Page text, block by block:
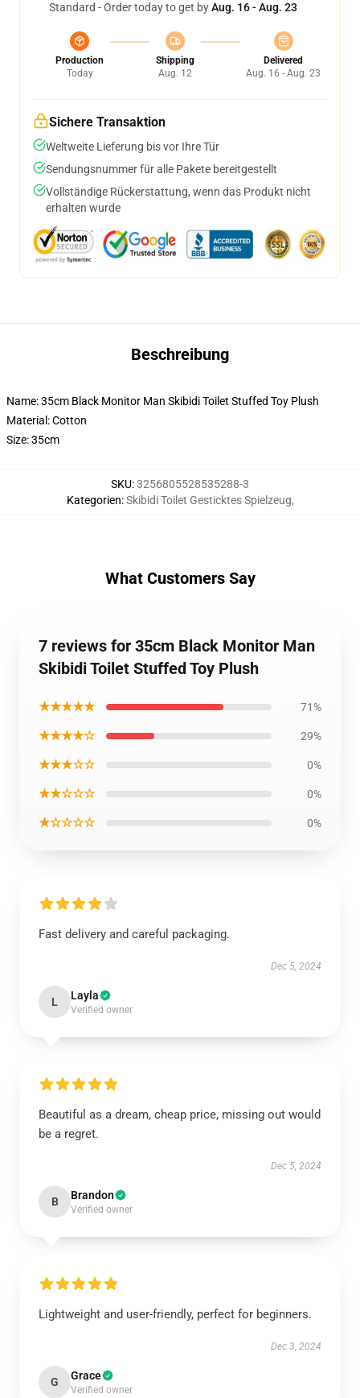
Standard - Order today to get byAug. 16 - Aug. 23
Production
Today
Shipping
Aug. 12
Delivered
Aug. 16 - Aug. 23
Sichere Transaktion
Weltweite Lieferung bis vor Ihre Tür
Sendungsnummer für alle Pakete bereitgestellt
Vollständige Rückerstattung, wenn das Produkt nicht
erhalten wurde
Beschreibung
Name: 35cm Black Monitor Man Skibidi Toilet Stuffed Toy Plush
Material: Cotton
Size: 35cm
SKU:3256805528535288-3
Kategorien:Skibidi Toilet Gesticktes Spielzeug,
What Customers Say
7 reviews for 35cm Black Monitor Man
Skibidi Toilet Stuffed Toy Plush
★★★★★ 71%
★★★★☆ 29%
★★★☆☆ 0%
★★☆☆☆ 0%
★☆☆☆☆ 0%
Fast delivery and careful packaging.
Dec 5, 2024
L Layla
Verified owner
Beautiful as a dream, cheap price, missing out would
be a regret.
Dec 5, 2024
B Brandon
Verified owner
Lightweight and user-friendly, perfect for beginners.
Dec 3, 2024
G Grace
Verified owner